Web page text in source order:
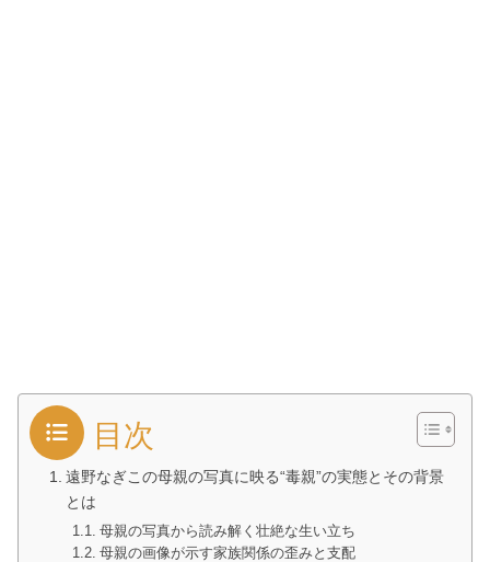
目次
遠野なぎこの母親の写真に映る“毒親”の実態とその背景
とは
母親の写真から読み解く壮絶な生い立ち
母親の画像が示す家族関係の歪みと支配